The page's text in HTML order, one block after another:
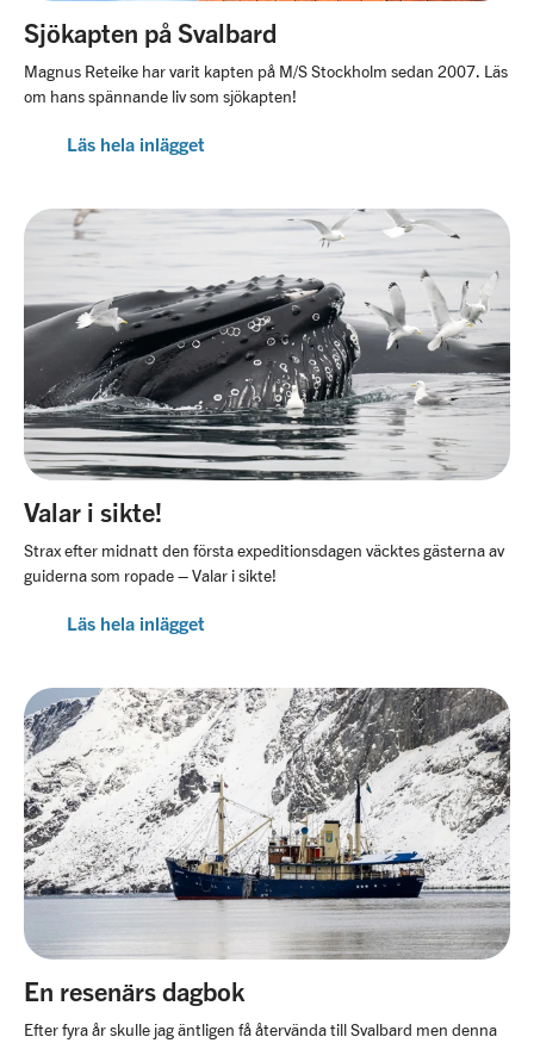
Sjökapten på Svalbard
Magnus Reteike har varit kapten på M/S Stockholm sedan 2007. Läs
om hans spännande liv som sjökapten!
Läs hela inlägget
Valar i sikte!
Strax efter midnatt den första expeditionsdagen väcktes gästerna av
guiderna som ropade – Valar i sikte!
Läs hela inlägget
En resenärs dagbok
Efter fyra år skulle jag äntligen få återvända till Svalbard men denna